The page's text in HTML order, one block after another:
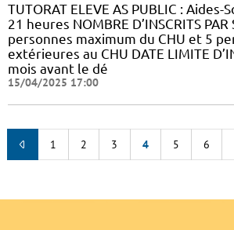
TUTORAT ELEVE AS PUBLIC : Aides-
21 heures NOMBRE D’INSCRITS PAR
personnes maximum du CHU et 5
extérieures au CHU DATE LIMITE
mois avant le dé
15/04/2025 17:00
1 2 3 4 5 6